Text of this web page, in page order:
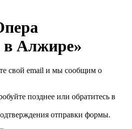
в Алжире»
свой email и мы сообщим о
позднее или обратитесь в
отправки формы.